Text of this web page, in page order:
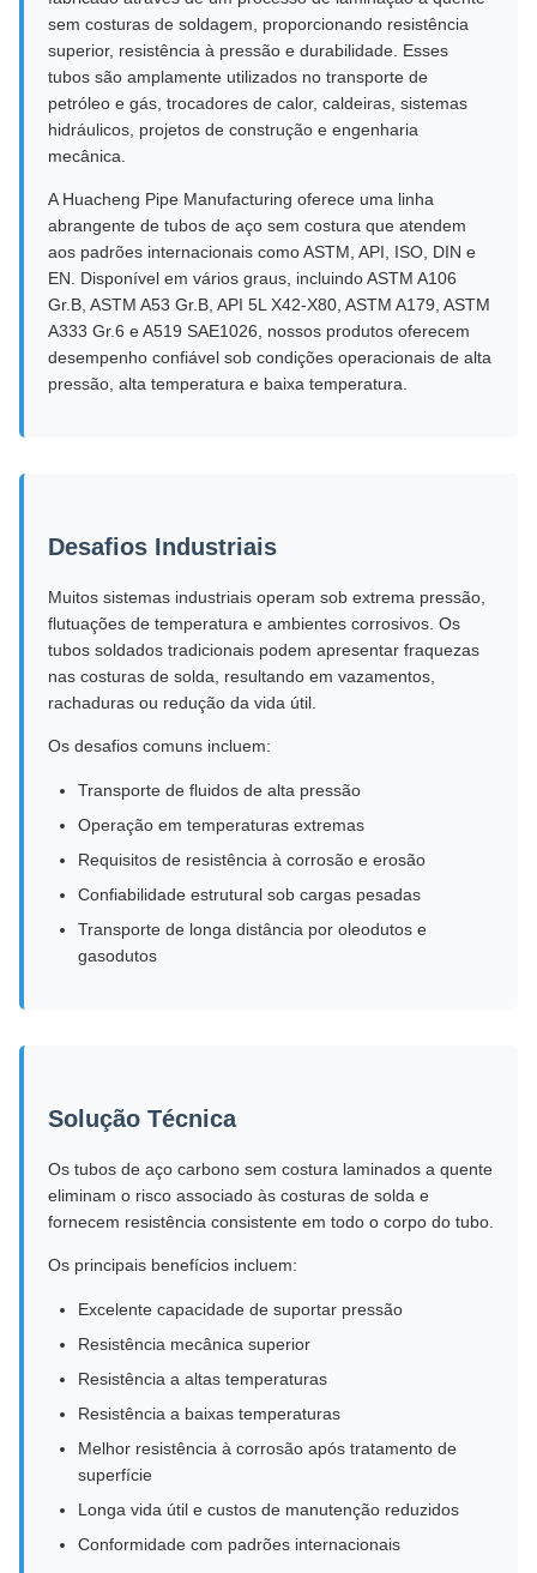
sem costuras de soldagem, proporcionando resistência
superior, resistência à pressão e durabilidade. Esses
tubos são amplamente utilizados no transporte de
petróleo e gás, trocadores de calor, caldeiras, sistemas
hidráulicos, projetos de construção e engenharia
mecânica.
A Huacheng Pipe Manufacturing oferece uma linha
abrangente de tubos de aço sem costura que atendem
aos padrões internacionais como ASTM, API, ISO, DIN e
EN. Disponível em vários graus, incluindo ASTM A106
Gr.B, ASTM A53 Gr.B, API 5L X42-X80, ASTM A179, ASTM
A333 Gr.6 e A519 SAE1026, nossos produtos oferecem
desempenho confiável sob condições operacionais de alta
pressão, alta temperatura e baixa temperatura.
Desafios Industriais
Muitos sistemas industriais operam sob extrema pressão,
flutuações de temperatura e ambientes corrosivos. Os
tubos soldados tradicionais podem apresentar fraquezas
nas costuras de solda, resultando em vazamentos,
rachaduras ou redução da vida útil.
Os desafios comuns incluem:
Transporte de fluidos de alta pressão
Operação em temperaturas extremas
Requisitos de resistência à corrosão e erosão
Confiabilidade estrutural sob cargas pesadas
Transporte de longa distância por oleodutos e
gasodutos
Solução Técnica
Os tubos de aço carbono sem costura laminados a quente
eliminam o risco associado às costuras de solda e
fornecem resistência consistente em todo o corpo do tubo.
Os principais benefícios incluem:
Excelente capacidade de suportar pressão
Resistência mecânica superior
Resistência a altas temperaturas
Resistência a baixas temperaturas
Melhor resistência à corrosão após tratamento de
superfície
Longa vida útil e custos de manutenção reduzidos
Conformidade com padrões internacionais